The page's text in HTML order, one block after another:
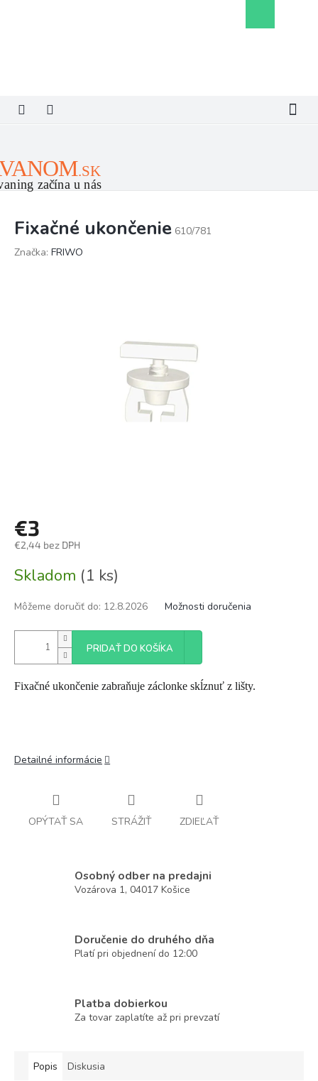
košík
Fixačné ukončenie 610/781
Značka: FRIWO
€3
€2,44 bez DPH
cena:
Skladom (1 ks)
Môžeme doručiť do: 12.8.2026 Možnosti doručenia
PRIDAŤ DO KOŠÍKA
Fixačné ukončenie zabraňuje záclonke skĺznuť z lišty.
Detailné informácie
OPÝTAŤ SA STRÁŽIŤ ZDIEĽAŤ
Osobný odber na predajni
Vozárova 1, 04017 Košice
Doručenie do druhého dňa
Platí pri objednení do 12:00
Platba dobierkou
Za tovar zaplatíte až pri prevzatí
Popis Diskusia